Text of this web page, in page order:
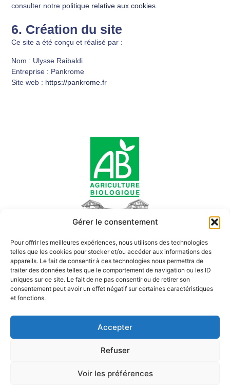
Gérer le consentement
Pour offrir les meilleures expériences, nous utilisons des technologies
telles que les cookies pour stocker et/ou accéder aux informations des
appareils. Le fait de consentir à ces technologies nous permettra de
traiter des données telles que le comportement de navigation ou les ID
uniques sur ce site. Le fait de ne pas consentir ou de retirer son
consentement peut avoir un effet négatif sur certaines caractéristiques
et fonctions.
Accepter
Refuser
Voir les préférences
consulter notre politique relative aux cookies.
6. Création du site
Ce site a été conçu et réalisé par :
Nom : Ulysse Raibaldi
Entreprise : Pankrome
Site web : https://pankrome.fr
Vins biologiques de Bourgogne, cultivés avec passion depuis
2007.
Découvrez nos cuvées authentiques, issues d’un terroir
vivant.
Site réalisé par pankrome.fr – Copyright © 2025 Domaine
Armelle et Jean-Michel MOLIN –Mentions légales–Politique de
Politique de cookies
L’abus d’alcool est dangereux pour la santé. À consommer avec